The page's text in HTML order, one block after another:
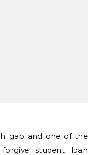
student loan